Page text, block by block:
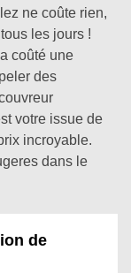
ne coûte rien,
les jours !
coûté une
des
votre issue de
incroyable.
dans le
de